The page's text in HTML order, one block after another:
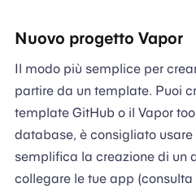
Nuovo progetto Vapor
Il modo più semplice per
partire da un template. Puoi
template GitHub o il Vapor
database, è consigliato usare
semplifica la creazione di un
collegare le tue app (consulta